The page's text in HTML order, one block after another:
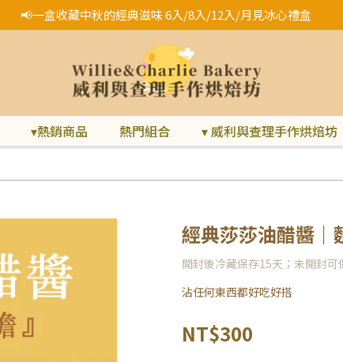
📢一盒收藏中秋的經典滋味 6入/8入/12入/月見冰心禮盒
▾熱銷商品 熱門組合 ▾ 威利與查理手作烘焙坊
經典莎莎油醋醬｜
開封後冷藏保存15天；未開封可
沾任何東西都好吃好搭
NT$300